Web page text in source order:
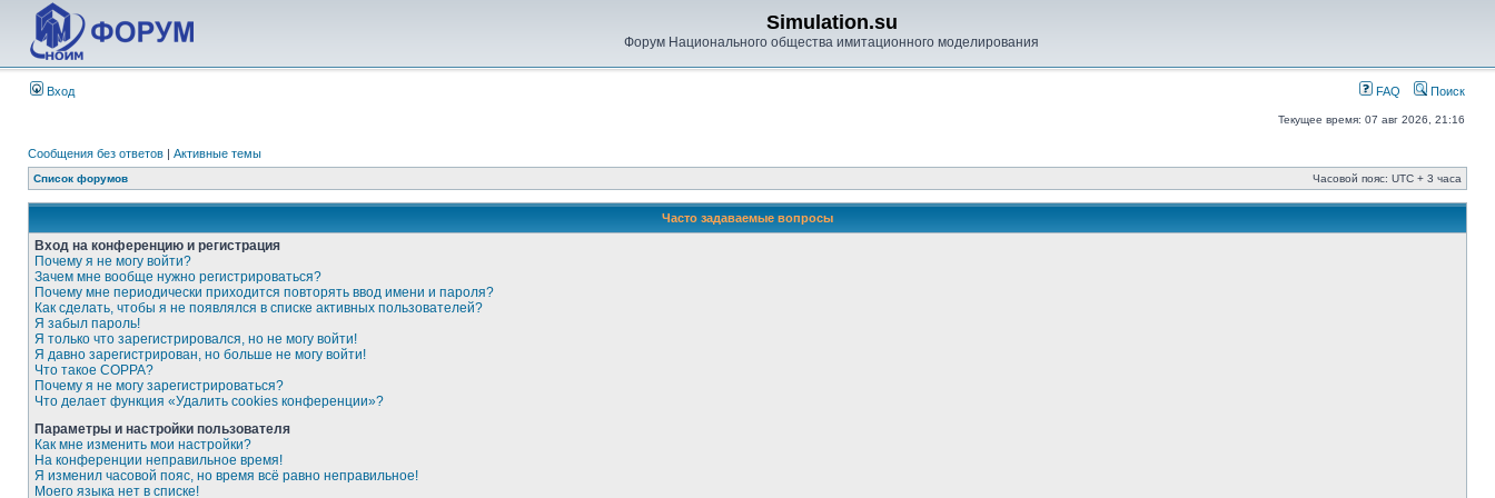
Simulation.su
Форум Национального общества имитационного моделирования
Вход FAQ Поиск
Текущее время: 07 авг 2026, 21:16
Сообщения без ответов | Активные темы
Список форумов Часовой пояс: UTC + 3 часа
Часто задаваемые вопросы
Вход на конференцию и регистрация
Почему я не могу войти?
Зачем мне вообще нужно регистрироваться?
Почему мне периодически приходится повторять ввод имени и пароля?
Как сделать, чтобы я не появлялся в списке активных пользователей?
Я забыл пароль!
Я только что зарегистрировался, но не могу войти!
Я давно зарегистрирован, но больше не могу войти!
Что такое COPPA?
Почему я не могу зарегистрироваться?
Что делает функция «Удалить cookies конференции»?
Параметры и настройки пользователя
Как мне изменить мои настройки?
На конференции неправильное время!
Я изменил часовой пояс, но время всё равно неправильное!
Моего языка нет в списке!